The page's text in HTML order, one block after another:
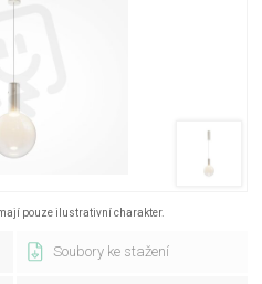
pouze ilustrativní charakter.
Soubory ke stažení